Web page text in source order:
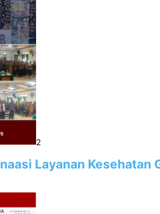
2
Layanan Kesehatan